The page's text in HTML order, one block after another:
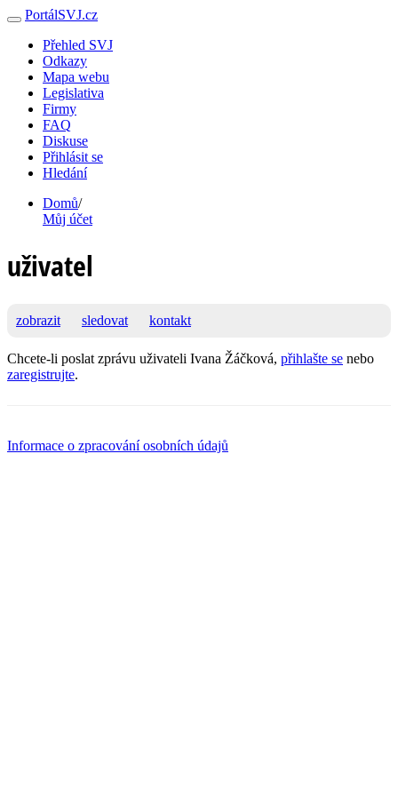
PortálSVJ.cz
Přehled SVJ
Odkazy
Mapa webu
Legislativa
Firmy
FAQ
Diskuse
Přihlásit se
Hledání
Domů/
Můj účet
uživatel
zobrazit sledovat kontakt
Chcete-li poslat zprávu uživateli Ivana Žáčková, přihlašte se nebo
zaregistrujte.
Informace o zpracování osobních údajů